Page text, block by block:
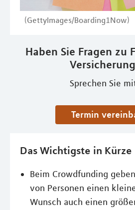
(GettyImages/Boarding1Now)
Haben Sie Fragen zu
Sprechen Sie
Termin
Das Wichtigste in Kürze
Beim Crowdfunding
von Personen einen
Wunsch auch einen